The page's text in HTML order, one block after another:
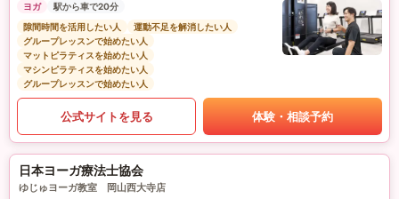
ヨガ
駅から車で20分
隙間時間を活用したい人
運動不足を解消したい人
グループレッスンで始めたい人
マットピラティスを始めたい人
マシンピラティスを始めたい人
グループレッスンで始めたい人
公式サイトを見る 体験・相談予約
日本ヨーガ療法士協会
ゆじゅヨーガ教室 岡山西大寺店